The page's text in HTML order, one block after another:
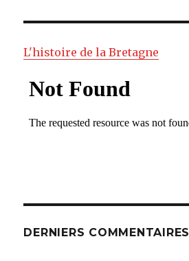
L'histoire de la Bretagne
DERNIERS COMMENTAIRES